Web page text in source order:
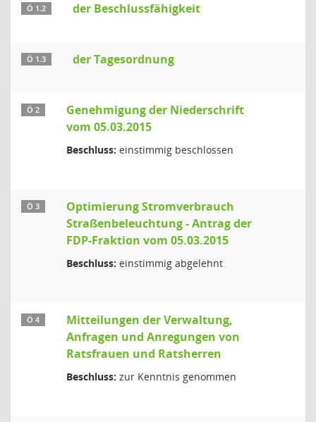
Ö 1.2 der Beschlussfähigkeit
Ö 1.3 der Tagesordnung
Ö 2
Genehmigung der Niederschrift
vom 05.03.2015
Beschluss: einstimmig beschlossen
Ö 3
Optimierung Stromverbrauch
Straßenbeleuchtung - Antrag der
FDP-Fraktion vom 05.03.2015
Beschluss: einstimmig abgelehnt
Ö 4
Mitteilungen der Verwaltung,
Anfragen und Anregungen von
Ratsfrauen und Ratsherren
Beschluss: zur Kenntnis genommen